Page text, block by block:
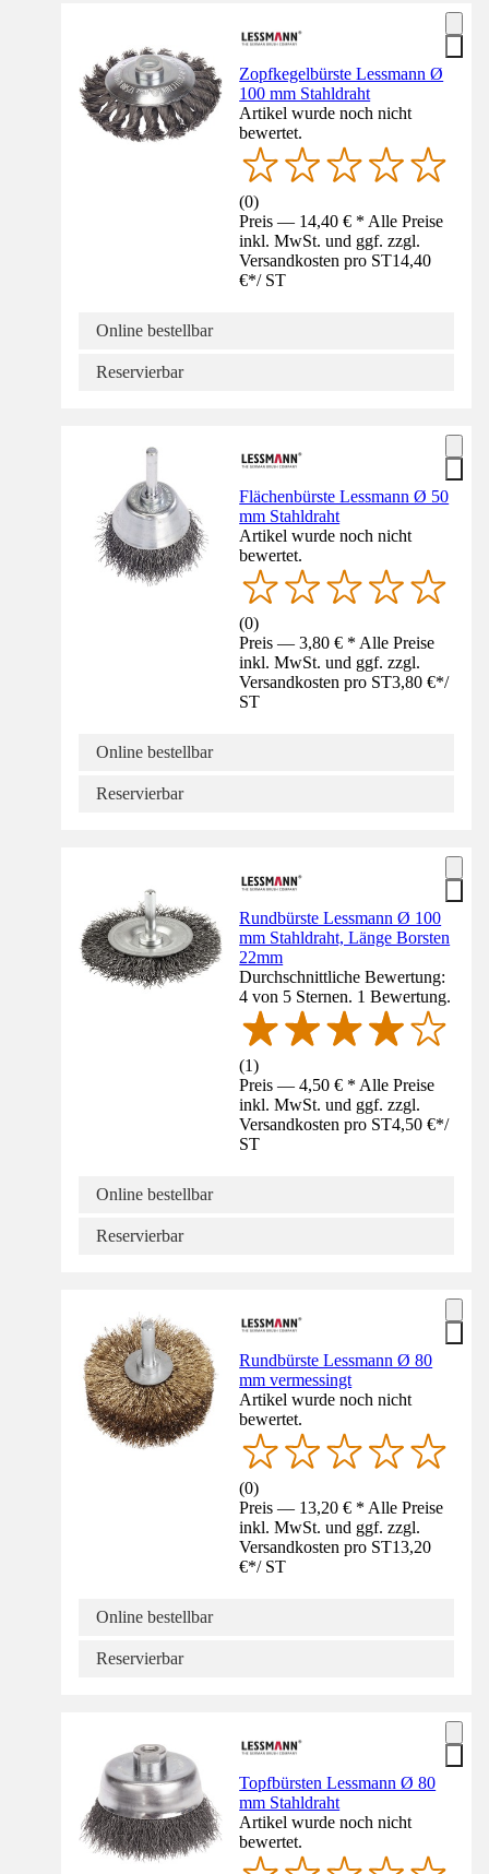
Zopfkegelbürste Lessmann Ø
100 mm Stahldraht
Artikel wurde noch nicht
bewertet.
(0)
Preis — 14,40 € * Alle Preise
inkl. MwSt. und ggf. zzgl.
Versandkosten pro ST14,40
€*/ ST
Online bestellbar
Reservierbar
Flächenbürste Lessmann Ø 50
mm Stahldraht
Artikel wurde noch nicht
bewertet.
(0)
Preis — 3,80 € * Alle Preise
inkl. MwSt. und ggf. zzgl.
Versandkosten pro ST3,80 €*/
ST
Online bestellbar
Reservierbar
Rundbürste Lessmann Ø 100
mm Stahldraht, Länge Borsten
22mm
Durchschnittliche Bewertung:
4 von 5 Sternen. 1 Bewertung.
(1)
Preis — 4,50 € * Alle Preise
inkl. MwSt. und ggf. zzgl.
Versandkosten pro ST4,50 €*/
ST
Online bestellbar
Reservierbar
Rundbürste Lessmann Ø 80
mm vermessingt
Artikel wurde noch nicht
bewertet.
(0)
Preis — 13,20 € * Alle Preise
inkl. MwSt. und ggf. zzgl.
Versandkosten pro ST13,20
€*/ ST
Online bestellbar
Reservierbar
Topfbürsten Lessmann Ø 80
mm Stahldraht
Artikel wurde noch nicht
bewertet.